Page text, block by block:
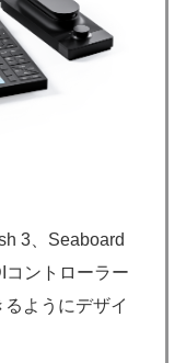
3、Seaboard
コントローラー
ようにデザイ